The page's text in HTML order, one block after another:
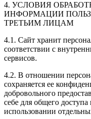
4. УСЛОВИЯ
ИНФОРМАЦИИ
ТРЕТЬИМ ЛИЦАМ
4.1. Сайт хранит
соответствии с
сервисов.
4.2. В отношении
сохраняется ее
добровольного
себе для общего
использовании